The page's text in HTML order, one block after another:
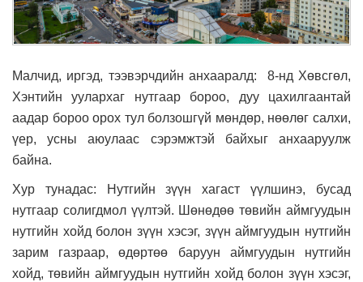
Малчид, иргэд, тээвэрчдийн анхааралд: 8-нд Хөвсгөл,
Хэнтийн уулархаг нутгаар бороо, дуу цахилгаантай
аадар бороо орох тул болзошгүй мөндөр, нөөлөг салхи,
үер, усны аюулаас сэрэмжтэй байхыг анхааруулж
байна.
Хур тунадас: Нутгийн зүүн хагаст үүлшинэ, бусад
нутгаар солигдмол үүлтэй. Шөнөдөө төвийн аймгуудын
нутгийн хойд болон зүүн хэсэг, зүүн аймгуудын нутгийн
зарим газраар, өдөртөө баруун аймгуудын нутгийн
хойд, төвийн аймгуудын нутгийн хойд болон зүүн хэсэг,